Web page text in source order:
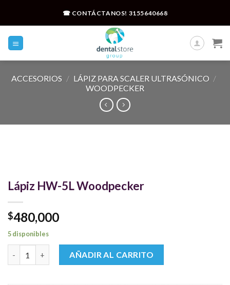
☎ CONTÁCTANOS! 3155640668
ACCESORIOS / LÁPIZ PARA SCALER ULTRASÓNICO /
WOODPECKER
Lápiz HW-5L Woodpecker
$480,000
5 disponibles
Lápiz HW-5L Woodpecker cantidad
AÑADIR AL CARRITO